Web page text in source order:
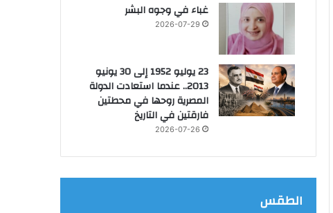
غباء في وجوه البشر
2026-07-29
23 يوليو 1952 إلى 30 يونيو
2013.. عندما استعادت الدولة
المصرية روحها في محطتين
فارقتين في التاريخ
2026-07-26
الطقس